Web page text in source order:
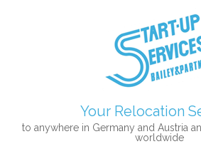
Your Relocation
to anywhere in Germany and Austria
worldwide